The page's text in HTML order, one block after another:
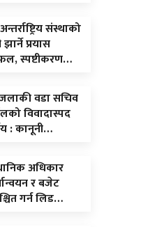
संस्थाको
प्रयास
स्पष्टीकरण…
वडा सचिव
विवादास्पद
: कानूनी…
अधिकार
र बजेट
गर्न लिड…